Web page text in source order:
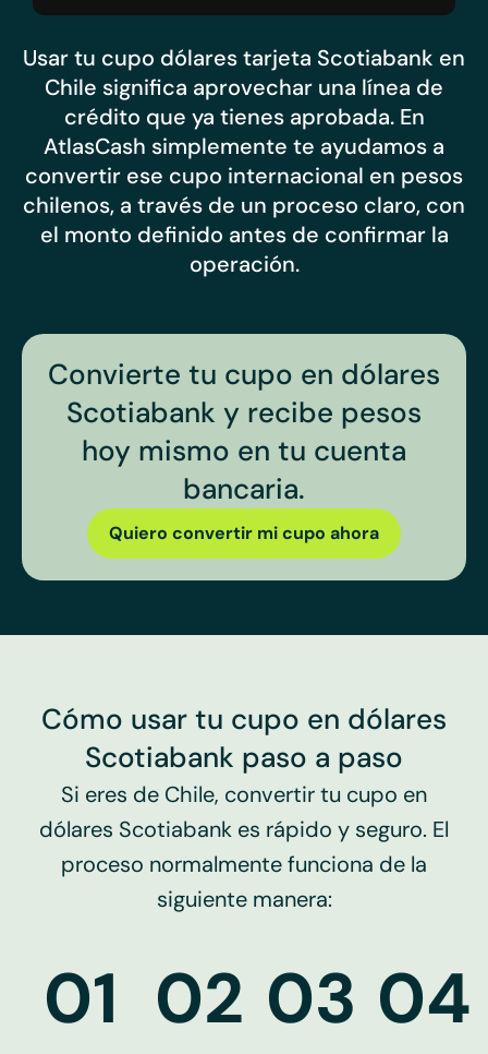
Usar tu cupo dólares tarjeta Scotiabank en
Chile significa aprovechar una línea de
crédito que ya tienes aprobada. En
AtlasCash simplemente te ayudamos a
convertir ese cupo internacional en pesos
chilenos, a través de un proceso claro, con
el monto definido antes de confirmar la
operación.
Convierte tu cupo en dólares
Scotiabank y recibe pesos
hoy mismo en tu cuenta
bancaria.
Quiero convertir mi cupo ahora
Cómo usar tu cupo en dólares
Scotiabank paso a paso
Si eres de Chile, convertir tu cupo en
dólares Scotiabank es rápido y seguro. El
proceso normalmente funciona de la
siguiente manera:
01 02 03 04